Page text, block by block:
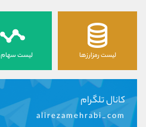
لیست رمزارزها لیست
کانال تلگرام
alirezamehrabi_com